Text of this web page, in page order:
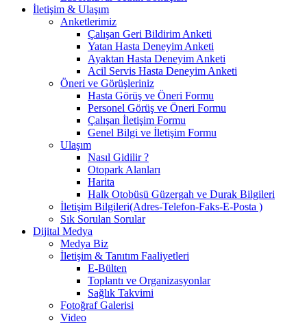
İletişim & Ulaşım
Anketlerimiz
Çalışan Geri Bildirim Anketi
Yatan Hasta Deneyim Anketi
Ayaktan Hasta Deneyim Anketi
Acil Servis Hasta Deneyim Anketi
Öneri ve Görüşleriniz
Hasta Görüş ve Öneri Formu
Personel Görüş ve Öneri Formu
Çalışan İletişim Formu
Genel Bilgi ve İletişim Formu
Ulaşım
Nasıl Gidilir ?
Otopark Alanları
Harita
Halk Otobüsü Güzergah ve Durak Bilgileri
İletişim Bilgileri(Adres-Telefon-Faks-E-Posta )
Sık Sorulan Sorular
Dijital Medya
Medya Biz
İletişim & Tanıtım Faaliyetleri
E-Bülten
Toplantı ve Organizasyonlar
Sağlık Takvimi
Fotoğraf Galerisi
Video